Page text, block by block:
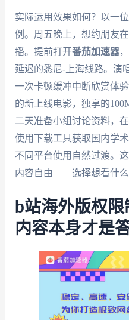
实际运用效果如何？以一
例。周五晚上，想约朋友
播。提前打开番茄加速器
延迟的悉尼-上海线路。演
一次卡顿缓冲中断欣赏体
的新上线电影，独享的
二天准备小组讨论资料，
使用下载工具获取国内学
不同平台使用自然过渡。
内容自由——选择想看什么
b站海外版权
内容本身才是